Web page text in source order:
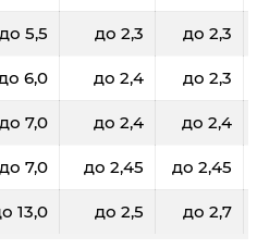
до 5,5 до 2,3 до 2,3
6,0 до 2,4 до 2,3
до 7,0 до 2,4 до 2,4
до 7,0 до 2,45 до 2,45
13,0 до 2,5 до 2,7